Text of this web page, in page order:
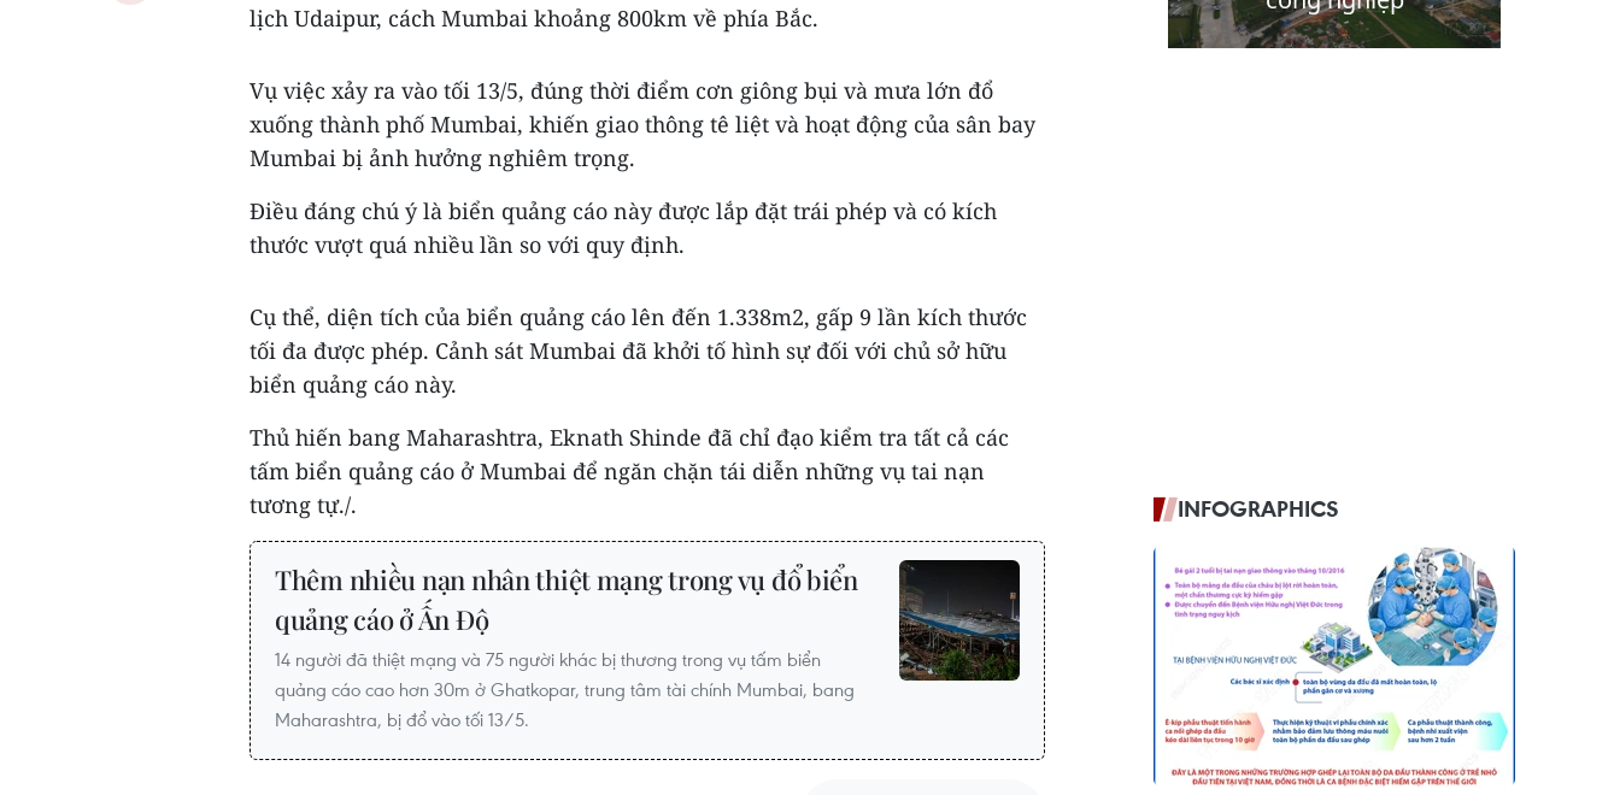
lịch Udaipur, cách Mumbai khoảng 800km về phía Bắc.
Vụ việc xảy ra vào tối 13/5, đúng thời điểm cơn giông bụi và mưa lớn đổ
xuống thành phố Mumbai, khiến giao thông tê liệt và hoạt động của sân bay
Mumbai bị ảnh hưởng nghiêm trọng.
Điều đáng chú ý là biển quảng cáo này được lắp đặt trái phép và có kích
thước vượt quá nhiều lần so với quy định.
Cụ thể, diện tích của biển quảng cáo lên đến 1.338m2, gấp 9 lần kích thước
tối đa được phép. Cảnh sát Mumbai đã khởi tố hình sự đối với chủ sở hữu
biển quảng cáo này.
Thủ hiến bang Maharashtra, Eknath Shinde đã chỉ đạo kiểm tra tất cả các
tấm biển quảng cáo ở Mumbai để ngăn chặn tái diễn những vụ tai nạn
tương tự./.
Thêm nhiều nạn nhân thiệt mạng trong vụ đổ biển
quảng cáo ở Ấn Độ
14 người đã thiệt mạng và 75 người khác bị thương trong vụ tấm biển
quảng cáo cao hơn 30m ở Ghatkopar, trung tâm tài chính Mumbai, bang
Maharashtra, bị đổ vào tối 13/5.
INFOGRAPHICS